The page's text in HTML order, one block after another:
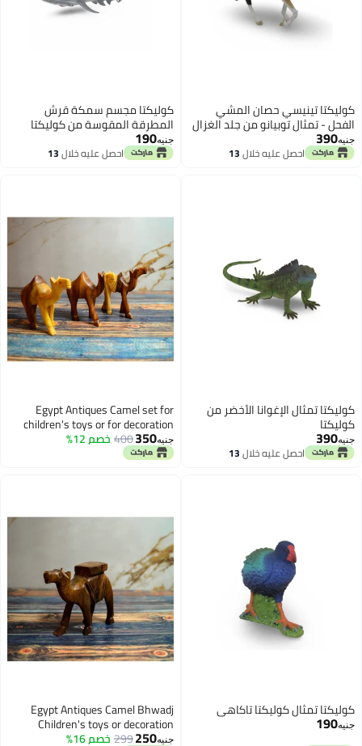
حصان المشي
من جلد الغزال
عليه خلال 13
كوليكتا مجسم سمكة قرش
المطرقة المقوسة من كوليكتا
احصل عليه خلال 13
اغسطس
الأخضر من
عليه خلال 13
Egypt Antiques Camel set for
children's toys or for decoration
Natural carving Handmade
خصم 12%
تاكاهي Egypt Antiques Camel Bhwadj
Children's toys or decoration
Natural carving Handmade
خصم 16%